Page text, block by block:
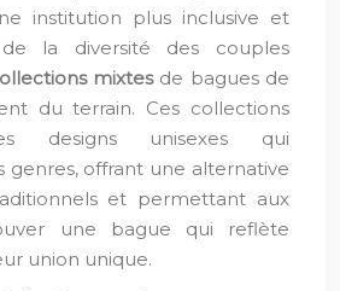
institution plus inclusive et
de la diversité des couples
mixtesde bagues de
du terrain. Ces collections
designs unisexes qui
genres, offrant une alternative
et permettant aux
une bague qui reflète
union unique.